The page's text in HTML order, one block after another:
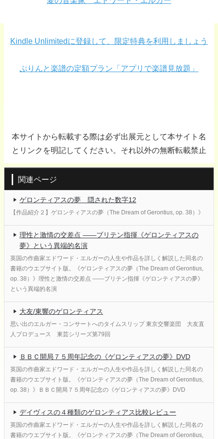
Kindle Unlimitedに登録して、限定特典を利用しましょう
ぷりんと楽譜の定額プラン「アプリで楽譜見放題」
本サイトから転載する際は必ず出展元として本サイト名
とリンクを明記してください。それ以外の無断転載禁止
関連ページ
ゲロンティアスの夢 隠された数字12
【作品紹介２】ゲロンティアスの夢（The Dream of Gerontius, op. 38）》
理性と激情の交差点 ――ブリテン指揮《ゲロンティアスの
夢》という異端的名演
英国の作曲家エドワード・エルガーの人生や作品を詳しく解説した同名の
書籍のウエブサイト版。《ゲロンティアスの夢（The Dream of Gerontius,
op. 38）》理性と激情の交差点 ――ブリテン指揮《ゲロンティアスの夢》
という異端的名演
大友/東響のゲロンティアス
思い出のエルガー・コンサートへのタイムスリップ 東京交響楽団 大友直
人プロデュース 東芸シリーズ第79回
ＢＢＣ開局７５周年記念の《ゲロンティアスの夢》DVD
英国の作曲家エドワード・エルガーの人生や作品を詳しく解説した同名の
書籍のウエブサイト版。《ゲロンティアスの夢（The Dream of Gerontius,
op. 38）》ＢＢＣ開局７５周年記念の《ゲロンティアスの夢》DVD
デイヴィスの４種類のゲロンティアス比較レビュー
英国の作曲家エドワード・エルガーの人生や作品を詳しく解説した同名の
書籍のウエブサイト版。《ゲロンティアスの夢（The Dream of Gerontius,